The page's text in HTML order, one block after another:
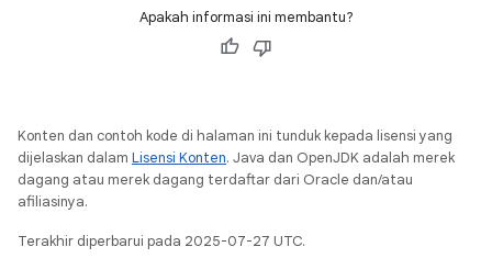
Apakah informasi ini membantu?
Konten dan contoh kode di halaman ini tunduk kepada lisensi yang
dijelaskan dalam Lisensi Konten. Java dan OpenJDK adalah merek
dagang atau merek dagang terdaftar dari Oracle dan/atau
afiliasinya.
Terakhir diperbarui pada 2025-07-27 UTC.